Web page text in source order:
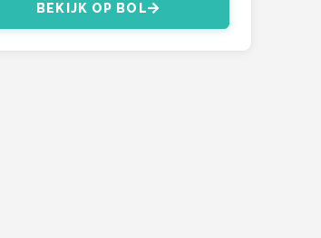
BEKIJK OP BOL